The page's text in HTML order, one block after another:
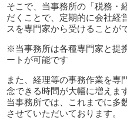
そこで、当事務所の「税務・
だくことで、定期的に会社経
スを専門家から受けることが
※当事務所は各種専門家と提
ートが可能です
また、経理等の事務作業を専
念できる時間が大幅に増えま
当事務所では、これまでに多
させていただいております。